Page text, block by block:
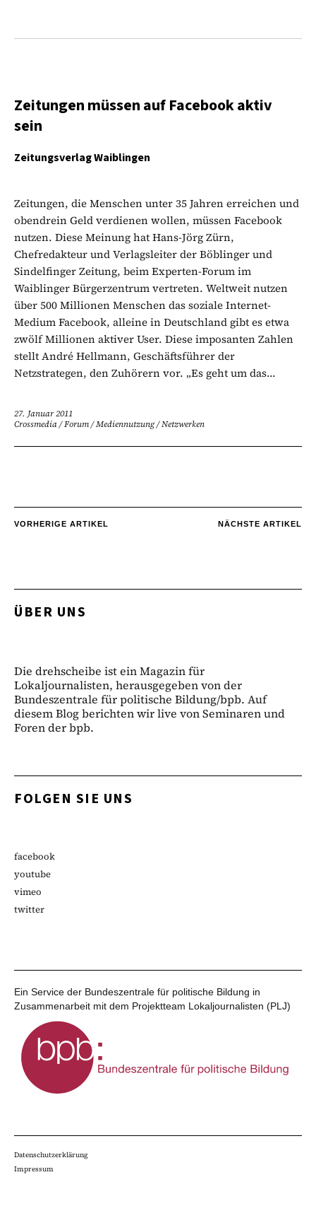
Zeitungen müssen auf Facebook aktiv
sein
Zeitungsverlag Waiblingen
Zeitungen, die Menschen unter 35 Jahren erreichen und
obendrein Geld verdienen wollen, müssen Facebook
nutzen. Diese Meinung hat Hans-Jörg Zürn,
Chefredakteur und Verlagsleiter der Böblinger und
Sindelfinger Zeitung, beim Experten-Forum im
Waiblinger Bürgerzentrum vertreten. Weltweit nutzen
über 500 Millionen Menschen das soziale Internet-
Medium Facebook, alleine in Deutschland gibt es etwa
zwölf Millionen aktiver User. Diese imposanten Zahlen
stellt André Hellmann, Geschäftsführer der
Netzstrategen, den Zuhörern vor. „Es geht um das...
27. Januar 2011
Crossmedia/Forum/Mediennutzung/Netzwerken
VORHERIGE ARTIKEL NÄCHSTE ARTIKEL
ÜBER UNS
Die drehscheibe ist ein Magazin für
Lokaljournalisten, herausgegeben von der
Bundeszentrale für politische Bildung/bpb. Auf
diesem Blog berichten wir live von Seminaren und
Foren der bpb.
FOLGEN SIE UNS
facebook
youtube
vimeo
twitter
Ein Service der Bundeszentrale für politische Bildung in
Zusammenarbeit mit dem Projektteam Lokaljournalisten (PLJ)
Datenschutzerklärung
Impressum